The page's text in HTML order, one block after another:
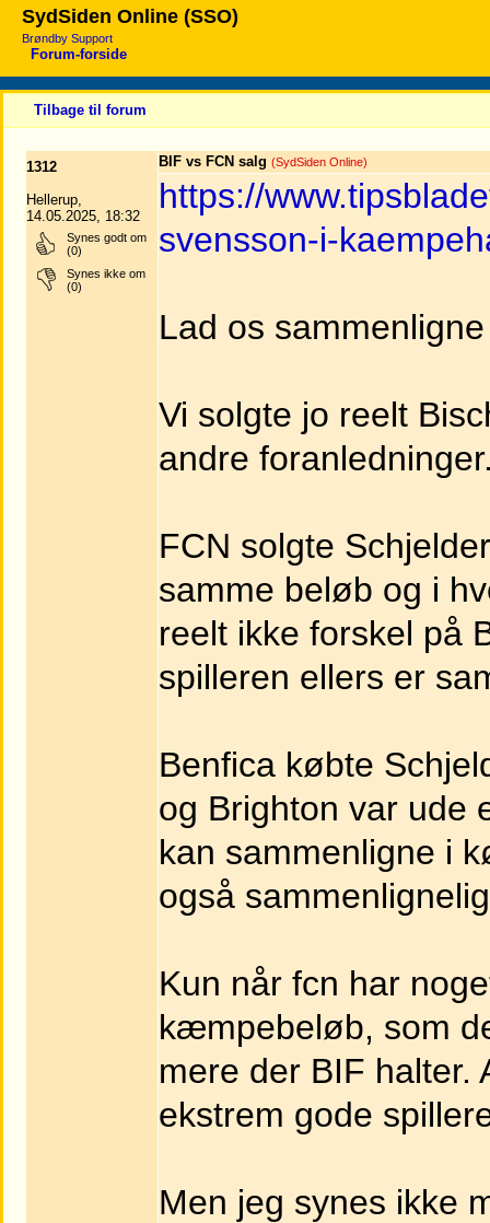
SydSiden Online (SSO)
Brøndby Support
Forum-forside
Tilbage til forum
1312
Hellerup,
14.05.2025, 18:32
Synes godt om
(0)
Synes ikke om
(0)
BIF vs FCN salg (SydSiden Online)
https://
svensson-i-
Lad os
Vi solgte jo reelt
andre
FCN solgte
samme beløb og i
reelt ikke forskel på
spilleren ellers er
Benfica købte
og Brighton var ude
kan sammenligne i
også
Kun når fcn har
kæmpebeløb, som
mere der BIF halter.
ekstrem gode
Men jeg synes ikke